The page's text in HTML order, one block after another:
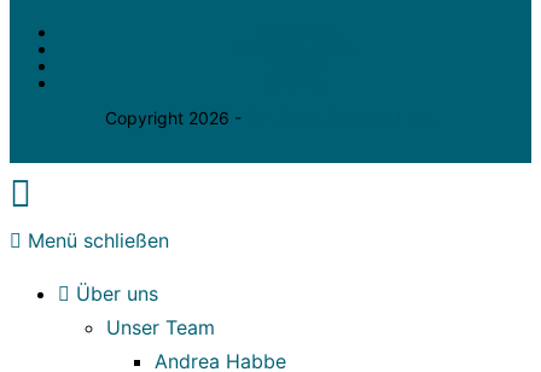
Copyright 2026 -
Menü schließen
Über uns
Unser Team
Andrea Habbe